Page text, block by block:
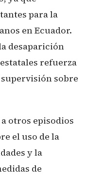
para la
en Ecuador.
desaparición
refuerza
sobre
otros episodios
el uso de la
y la
de